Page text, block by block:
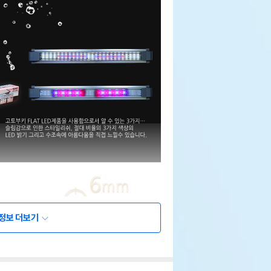
보 더보기